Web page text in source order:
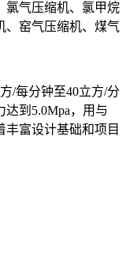
氯气压缩机、氯甲烷
、窑气压缩机、煤气
每分钟至40立方/分
到5.0Mpa，用与
丰富设计基础和项目